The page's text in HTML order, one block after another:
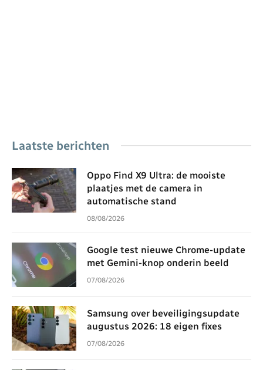
Laatste berichten
Oppo Find X9 Ultra: de mooiste
plaatjes met de camera in
automatische stand
08/08/2026
Google test nieuwe Chrome-update
met Gemini-knop onderin beeld
07/08/2026
Samsung over beveiligingsupdate
augustus 2026: 18 eigen fixes
07/08/2026